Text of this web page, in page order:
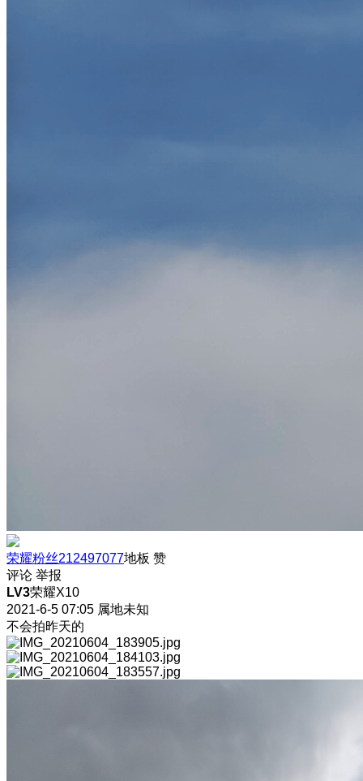
荣耀粉丝212497077地板 赞
评论 举报
LV3荣耀X10
2021-6-5 07:05 属地未知
不会拍昨天的